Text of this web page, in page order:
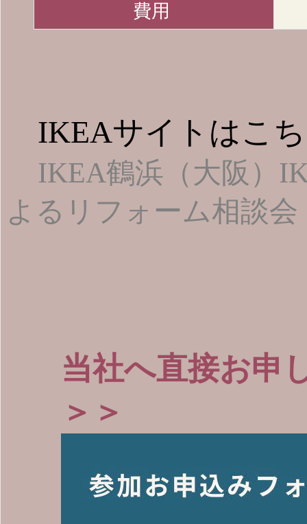
費用
IKEAサイトはこ
IKEA鶴浜（大阪）
よるリフォーム相談会
当社へ直接お申
＞＞